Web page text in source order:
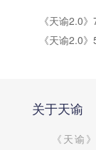
关于天谕
《天谕